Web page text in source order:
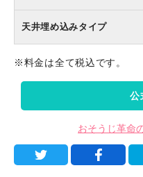
天井埋め込みタイプ
※料金は全て税込です。
公
おそうじ革命